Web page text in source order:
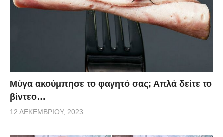
Μύγα ακούμπησε το φαγητό σας; Απλά δείτε το
βίντεο…
12 ΔΕΚΕΜΒΡΊΟΥ, 2023